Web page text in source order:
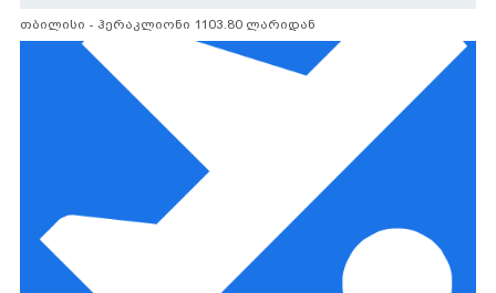
თბილისი - ჰერაკლიონი 1103.80 ლარიდან